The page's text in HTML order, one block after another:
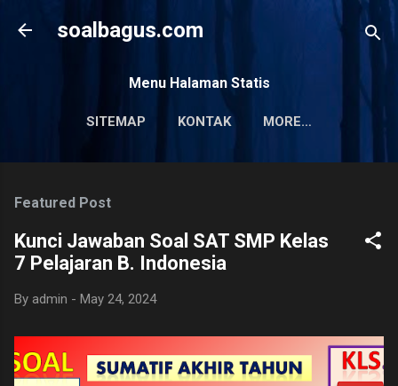
Skip to main content
soalbagus.com
Menu Halaman Statis
SITEMAP KONTAK MORE…
PRIVACY POLICY
Featured Post
Kunci Jawaban Soal SAT SMP Kelas
7 Pelajaran B. Indonesia
By admin - May 24, 2024